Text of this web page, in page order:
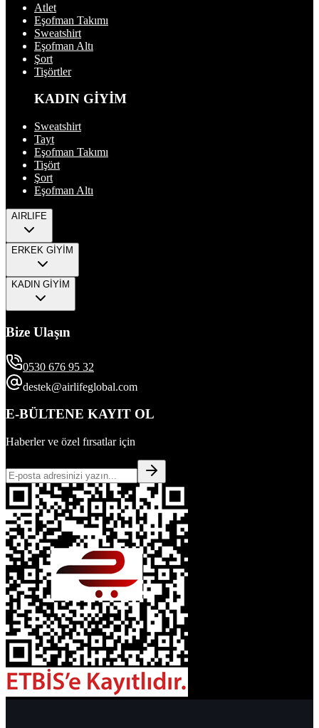
Atlet
Eşofman Takımı
Sweatshirt
Eşofman Altı
Şort
Tişörtler
KADIN GİYİM
Sweatshirt
Tayt
Eşofman Takımı
Tişört
Şort
Eşofman Altı
AIRLIFE
ERKEK GİYİM
KADIN GİYİM
Bize Ulaşın
0530 676 95 32
destek@airlifeglobal.com
E-BÜLTENE KAYIT OL
Haberler ve özel fırsatlar için